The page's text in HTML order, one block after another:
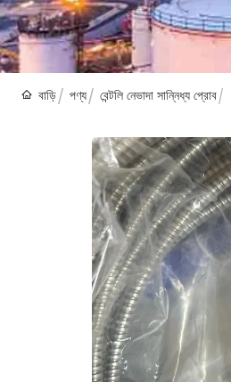
বাড়ি পণ্য বেন্টলি নেভাদা সান্নিধ্য প্রোব